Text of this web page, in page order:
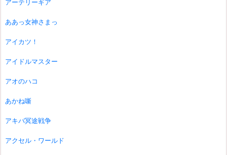
アーテリーギア
ああっ女神さまっ
アイカツ！
アイドルマスター
アオのハコ
あかね噺
アキバ冥途戦争
アクセル・ワールド